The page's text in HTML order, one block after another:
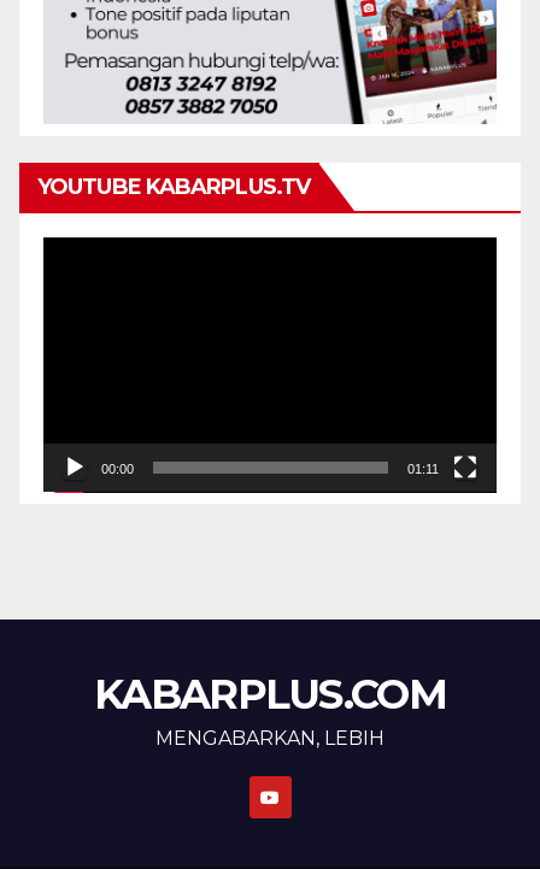
YOUTUBE KABARPLUS.TV
00:00 01:11
KABARPLUS.COM
MENGABARKAN, LEBIH